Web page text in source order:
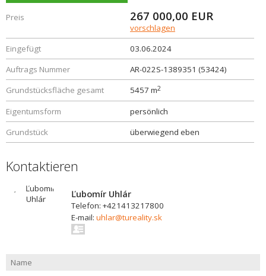
Preis 267 000,00 EUR
vorschlagen
Eingefügt
03.06.2024
Auftrags Nummer
AR-022S-1389351 (53424)
Grundstücksfläche gesamt
5457 m2
Eigentumsform
persönlich
Grundstück
überwiegend eben
Kontaktieren
Ľubomír Uhlár
Telefon: +421413217800
E-mail: uhlar@tureality.sk